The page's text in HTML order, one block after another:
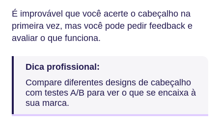
É improvável que você acerte o cabeçalho na
primeira vez, mas você pode pedir feedback e
avaliar o que funciona.
Dica profissional:
Compare diferentes designs de cabeçalho
com testes A/B para ver o que se encaixa à
sua marca.